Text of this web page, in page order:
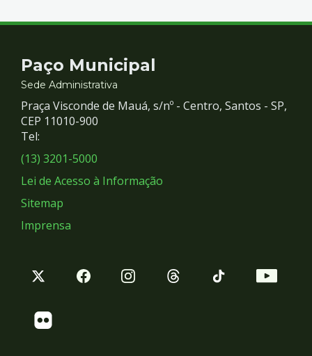
Contato
e
Redes
Sociais
Paço Municipal
Sede Administrativa
Praça Visconde de Mauá, s/nº - Centro, Santos - SP,
CEP 11010-900
Tel:
(13) 3201-5000
Lei de Acesso à Informação
Sitemap
Imprensa